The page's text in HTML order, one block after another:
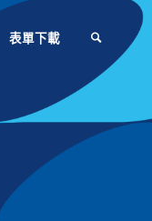
表單下載